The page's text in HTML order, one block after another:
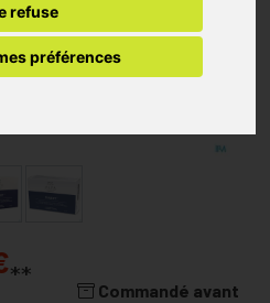
refuse
préférences
**
Commandé avant